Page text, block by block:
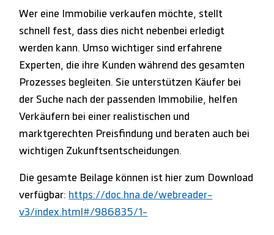
Wer eine Immobilie verkaufen möchte, stellt
schnell fest, dass dies nicht nebenbei erledigt
werden kann. Umso wichtiger sind erfahrene
Experten, die ihre Kunden während des gesamten
Prozesses begleiten. Sie unterstützen Käufer bei
der Suche nach der passenden Immobilie, helfen
Verkäufern bei einer realistischen und
marktgerechten Preisfindung und beraten auch bei
wichtigen Zukunftsentscheidungen.
Die gesamte Beilage können ist hier zum Download
verfügbar: https://doc.hna.de/webreader-
v3/index.html#/986835/1-